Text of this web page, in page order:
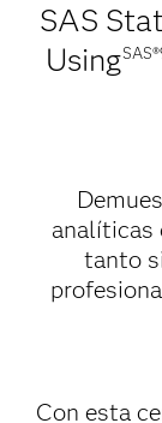
SAS
Using
analíticas
tanto
Con esta